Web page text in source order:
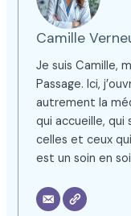
Camille
Je suis Camille,
Passage. Ici,
autrement la
qui accueille, qui
celles et ceux
est un soin en